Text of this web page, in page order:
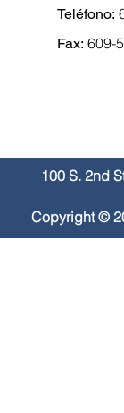
Teléfono:
Fax: 609-
100 S. 2nd
Copyright ©